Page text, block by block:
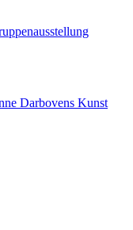
Darbovens Kunst